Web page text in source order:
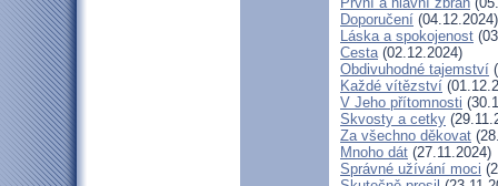
Doporučení (04.12.2024)
Láska a spokojenost
Cesta(02.12.2024)
Obdivuhodné tajemství
Každé vítězství
V Jeho přítomnosti
Skvosty a cetky
Za všechno děkovat
Mnoho dát (27.11.2024)
Správné užívání moci